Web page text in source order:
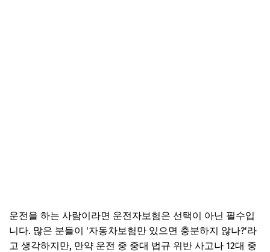
운전을 하는 사람이라면 운전자보험은 선택이 아닌 필수입
니다. 많은 분들이 '자동차보험만 있으면 충분하지 않나?'라
고 생각하지만, 만약 운전 중 중대 법규 위반 사고나 12대 중